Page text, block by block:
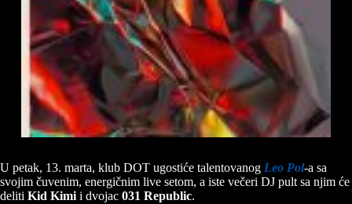
U petak, 13. marta, klub DOT ugostiće talentovanog Leo Pol-a sa
svojim čuvenim, energičnim live setom, a iste večeri DJ pult sa njim će
deliti Kid Kimi i dvojac 031 Republic.